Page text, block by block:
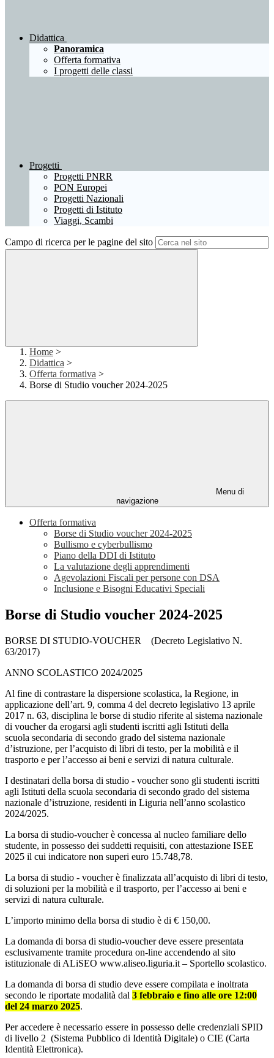
Didattica
Panoramica
Offerta formativa
I progetti delle classi
Progetti
Progetti PNRR
PON Europei
Progetti Nazionali
Progetti di Istituto
Viaggi, Scambi
Campo di ricerca per le pagine del sito
Home >
Didattica >
Offerta formativa >
Borse di Studio voucher 2024-2025
Menu di
navigazione
Offerta formativa
Borse di Studio voucher 2024-2025
Bullismo e cyberbullismo
Piano della DDI di Istituto
La valutazione degli apprendimenti
Agevolazioni Fiscali per persone con DSA
Inclusione e Bisogni Educativi Speciali
Borse di Studio voucher 2024-2025
BORSE DI STUDIO-VOUCHER
(Decreto Legislativo N.
63/2017)
ANNO SCOLASTICO 2024/2025
Al fine di contrastare la dispersione scolastica, la Regione, in
applicazione dell’art. 9, comma 4 del decreto legislativo 13 aprile
2017 n. 63, disciplina le borse di studio riferite al sistema nazionale
di voucher da erogarsi agli studenti iscritti agli Istituti della
scuola secondaria di secondo grado del sistema nazionale
d’istruzione, per l’acquisto di libri di testo, per la mobilità e il
trasporto e per l’accesso ai beni e servizi di natura culturale.
I destinatari della borsa di studio - voucher sono gli studenti iscritti
agli Istituti della scuola secondaria di secondo grado del sistema
nazionale d’istruzione, residenti in Liguria nell’anno scolastico
2024/2025.
La borsa di studio-voucher è concessa al nucleo familiare dello
studente, in possesso dei suddetti requisiti, con attestazione ISEE
2025 il cui indicatore non superi euro 15.748,78.
La borsa di studio - voucher è finalizzata all’acquisto di libri di testo,
di soluzioni per la mobilità e il trasporto, per l’accesso ai beni e
servizi di natura culturale.
L’importo minimo della borsa di studio è di € 150,00.
La domanda di borsa di studio-voucher deve essere presentata
esclusivamente tramite procedura on-line accendendo al sito
istituzionale di ALiSEO www.aliseo.liguria.it – Sportello scolastico.
La domanda di borsa di studio deve essere compilata e inoltrata
secondo le riportate modalità dal 3 febbraio e fino alle ore 12:00
del 24 marzo 2025.
Per accedere è necessario essere in possesso delle credenziali SPID
di livello 2 (Sistema Pubblico di Identità Digitale) o CIE (Carta
Identità Elettronica).